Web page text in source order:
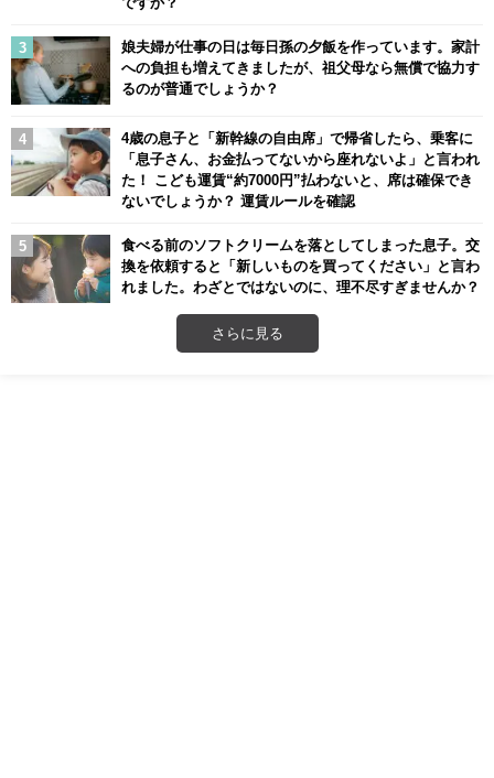
娘夫婦が仕事の日は毎日孫の夕飯を作っています。家計
への負担も増えてきましたが、祖父母なら無償で協力す
るのが普通でしょうか？
4歳の息子と「新幹線の自由席」で帰省したら、乗客に
「息子さん、お金払ってないから座れないよ」と言われ
た！ こども運賃“約7000円”払わないと、席は確保でき
ないでしょうか？ 運賃ルールを確認
食べる前のソフトクリームを落としてしまった息子。交
換を依頼すると「新しいものを買ってください」と言わ
れました。わざとではないのに、理不尽すぎませんか？
さらに見る